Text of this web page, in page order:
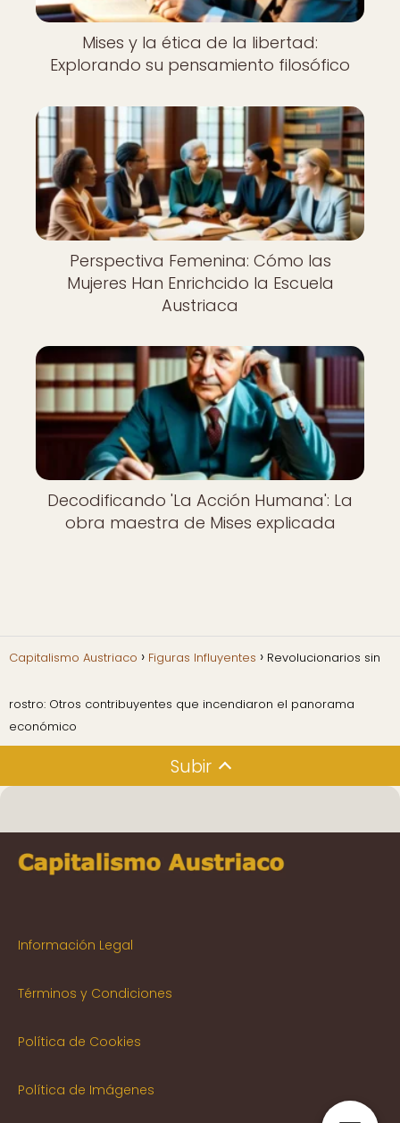
Mises y la ética de la libertad:
Explorando su pensamiento filosófico
Perspectiva Femenina: Cómo las
Mujeres Han Enrichcido la Escuela
Austriaca
Decodificando 'La Acción Humana': La
obra maestra de Mises explicada
Capitalismo Austriaco Figuras Influyentes Revolucionarios sin
rostro: Otros contribuyentes que incendiaron el panorama
económico
Subir
Información Legal
Términos y Condiciones
Política de Cookies
Política de Imágenes